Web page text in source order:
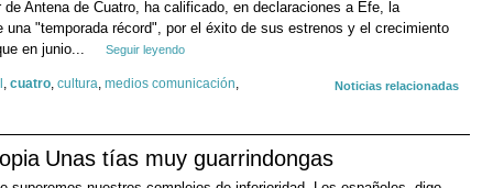
de Antena de Cuatro, ha calificado, en declaraciones a Efe, la
una "temporada récord", por el éxito de sus estrenos y el crecimiento
en junio...
Seguir leyendo
Noticias relacionadas
, cuatro, cultura, medios comunicación,
Unas tías muy guarrindongas